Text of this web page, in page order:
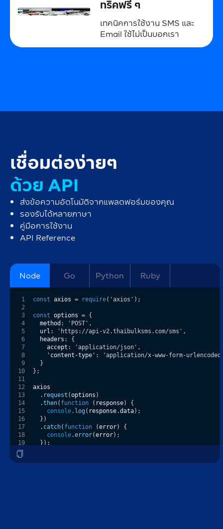
ทริคฟรี ๆ
เทคนิคการใช้งาน SMS และ
Email ใช้ไม่เป็นบอกเรา
เชื่อมต่อง่ายๆ
ด้วย API
ส่งข้อความอัตโนมัติจากแพลตฟอร์มของคุณ
รองรับได้หลายภาษา
คู่มือการใช้งาน
API Reference
Node Go Python Ruby
1 const axios = require( 'axios' ) ;
2
3
const options = {
4
  method
: 'POST' ,
5
  url
: 'https://api-v2.thaibulksms.com/sms' ,
6
  headers
:
{
7
    accept
: 'application/json' ,
8
'content-type' :
'application/x-www-form-
9
}
10
} ;
11
12
axios
13
. request (options )
14
.then( function ( response)
{
15
console. log ( response.data) ;
16
} )
17
. catch( function (error)
{
18
console.error(error) ;
19
} ) ;
20